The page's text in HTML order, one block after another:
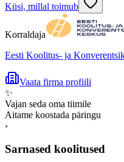
Küsi, millal toimub
Korraldaja
Eesti Koolitus- ja
Vaata firma profiili
✨
Vajan seda oma tiimile
Aitame koostada päringu
›
Sarnased koolitused